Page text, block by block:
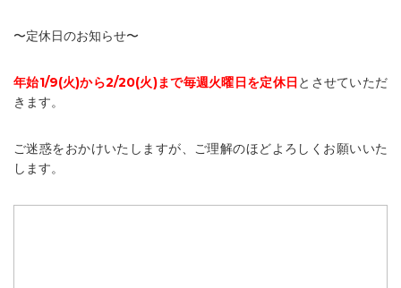
〜定休日のお知らせ〜
年始1/9(火)から2/20(火)まで毎週火曜日を定休日 とさせていただ
きます。
ご迷惑をおかけいたしますが、ご理解のほどよろしくお願いいた
します。